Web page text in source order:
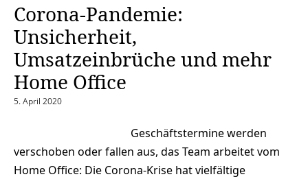
Corona-Pandemie:
Unsicherheit,
Umsatzeinbrüche und mehr
Home Office
5. April 2020
Geschäftstermine werden
verschoben oder fallen aus, das Team arbeitet vom
Home Office: Die Corona-Krise hat vielfältige